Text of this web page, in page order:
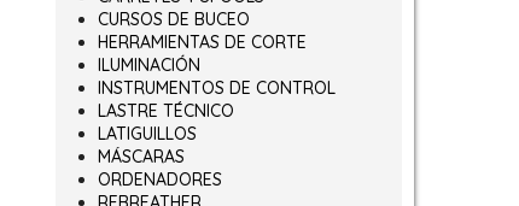
CURSOS DE BUCEO
HERRAMIENTAS DE CORTE
ILUMINACIÓN
INSTRUMENTOS DE CONTROL
LASTRE TÉCNICO
LATIGUILLOS
MÁSCARAS
ORDENADORES